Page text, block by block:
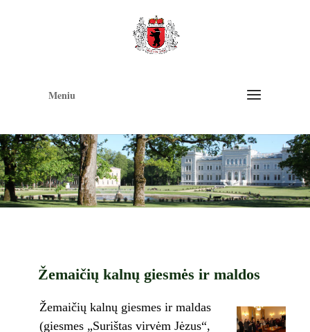
Meniu
Žemaičių kalnų giesmės ir maldos
Žemaičių kalnų giesmes ir maldas
(giesmes „Surištas virvėm Jėzus“,